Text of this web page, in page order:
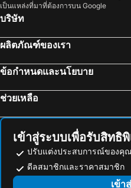
โรงแรม Asakura
โรงแรม Amami
โรงแรม Hita
โรงแรม Shime
โรงแรม Kirishima
เป็นแหล่งที่มาที่ต้องการบน Google
บริษัท
ผลิตภัณฑ์ของเรา
ข้อกำหนดและนโยบาย
ช่วยเหลือ
เข้าสู่ระบบเพื่อรับสิทธิ
ปรับแต่งประสบการณ์ของคุ
ดีลสมาชิกและราคาสมาชิก
เข้า